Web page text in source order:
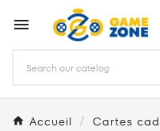

Accueil Cartes